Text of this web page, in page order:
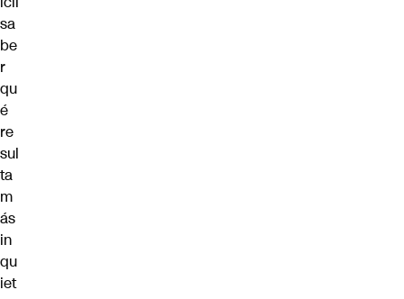
sa
be
r
qu
é
re
sul
ta
m
ás
in
qu
iet